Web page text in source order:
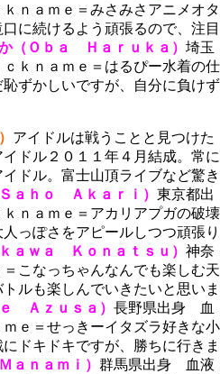
ａｍｅ＝みさみさアニメオタ
に続けるよう頑張るので、注目
（Ｏｂａ Ｈａｒｕｋａ） 埼玉
ｋｎａｍｅ＝はるぴー水着の仕
ずかしいですが、自分に負けず
アイドルは戦うことと見つけた
ドル２０１１年４月結成。常に
ドル。富士山頂ライブなど驚き
ａｈｏ Ａｋａｒｉ） 東京都出
ｎａｍｅ＝アカリアプガの破壊
っぽさをアピールしつつ頑張り
ａｗａ Ｋｏｎａｔｓｕ） 神奈
こなっちゃんなんでも楽しむ天
ルも楽しんでいきたいと思いま
Ａｚｕｓａ） 長野県出身 血
ｅ＝せっきーイタズラ好きな小
ドキドキですが、勝ちに行きま
ｎａｍｉ） 群馬県出身 血液